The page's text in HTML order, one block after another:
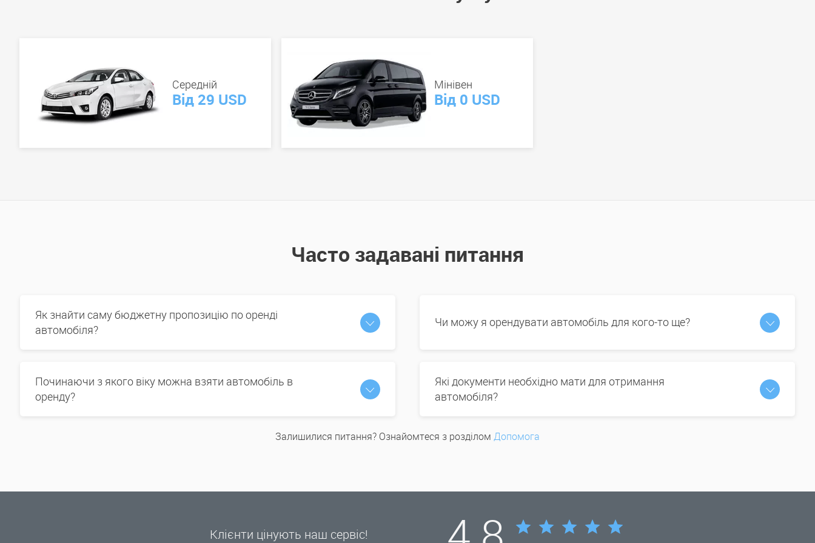
Середній
Від 29 USD
Мінівен
Від 0 USD
Часто задавані питання
Як знайти саму бюджетну пропозицію по оренді
автомобіля?
Чи можу я орендувати автомобіль для кого-то ще?
Починаючи з якого віку можна взяти автомобіль в
оренду?
Які документи необхідно мати для отримання
автомобіля?
Залишилися питання? Ознайомтеся з розділом Допомога
Клієнти цінують наш сервіс!